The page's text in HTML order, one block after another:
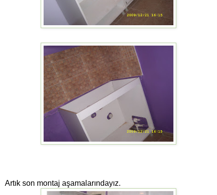
Artık son montaj aşamalarındayız.